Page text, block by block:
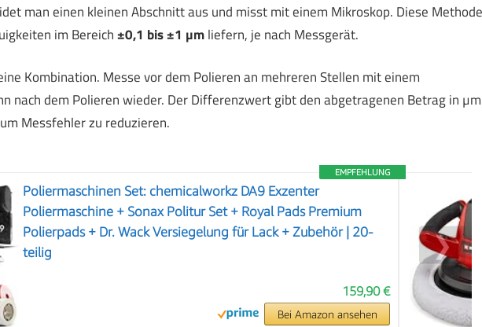
man einen kleinen Abschnitt aus und misst mit einem Mikroskop. Diese Methode
im Bereich±0,1 bis ±1 µmliefern, je nach Messgerät.
Kombination. Messe vor dem Polieren an mehreren Stellen mit einem
nach dem Polieren wieder. Der Differenzwert gibt den abgetragenen Betrag in µm
Messfehler zu reduzieren.
EMPFEHLUNG
Poliermaschinen Set: chemicalworkz DA9 Exzenter
Poliermaschine + Sonax Politur Set + Royal Pads Premium
Polierpads + Dr. Wack Versiegelung für Lack + Zubehör | 20-
teilig
159,90 €
Bei Amazon ansehen
❯